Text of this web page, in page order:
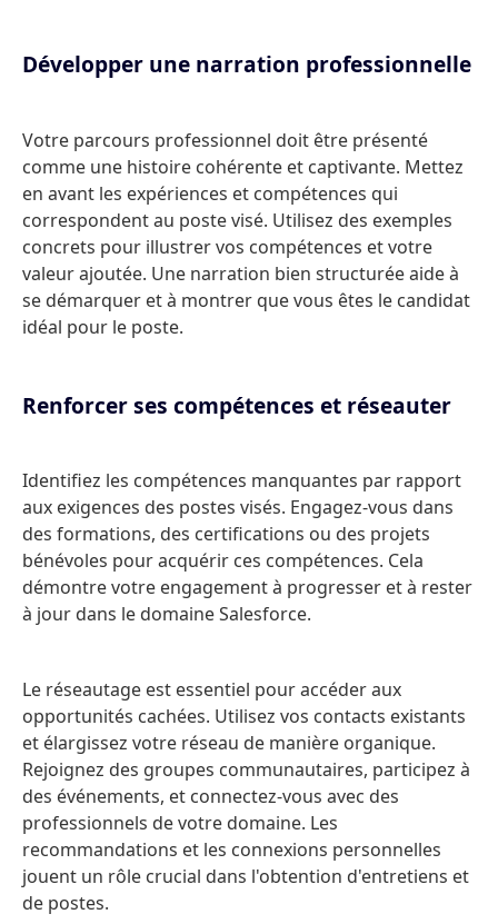
Développer une narration professionnelle
Votre parcours professionnel doit être présenté
comme une histoire cohérente et captivante. Mettez
en avant les expériences et compétences qui
correspondent au poste visé. Utilisez des exemples
concrets pour illustrer vos compétences et votre
valeur ajoutée. Une narration bien structurée aide à
se démarquer et à montrer que vous êtes le candidat
idéal pour le poste.
Renforcer ses compétences et réseauter
Identifiez les compétences manquantes par rapport
aux exigences des postes visés. Engagez-vous dans
des formations, des certifications ou des projets
bénévoles pour acquérir ces compétences. Cela
démontre votre engagement à progresser et à rester
à jour dans le domaine Salesforce.
Le réseautage est essentiel pour accéder aux
opportunités cachées. Utilisez vos contacts existants
et élargissez votre réseau de manière organique.
Rejoignez des groupes communautaires, participez à
des événements, et connectez-vous avec des
professionnels de votre domaine. Les
recommandations et les connexions personnelles
jouent un rôle crucial dans l'obtention d'entretiens et
de postes.